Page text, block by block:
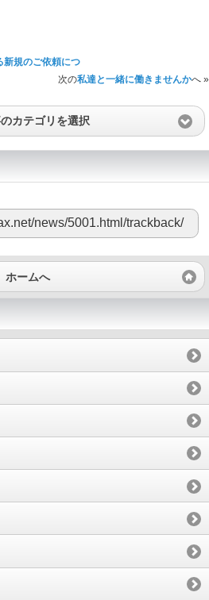
新規のご依頼につ
次の私達と一緒に働きませんかへ »
カテゴリを選択
ホームへ